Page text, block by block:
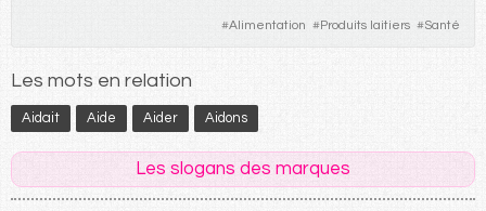
#Alimentation #Produits laitiers #Santé
Les mots en relation
Aidait Aide Aider Aidons
Les slogans des marques